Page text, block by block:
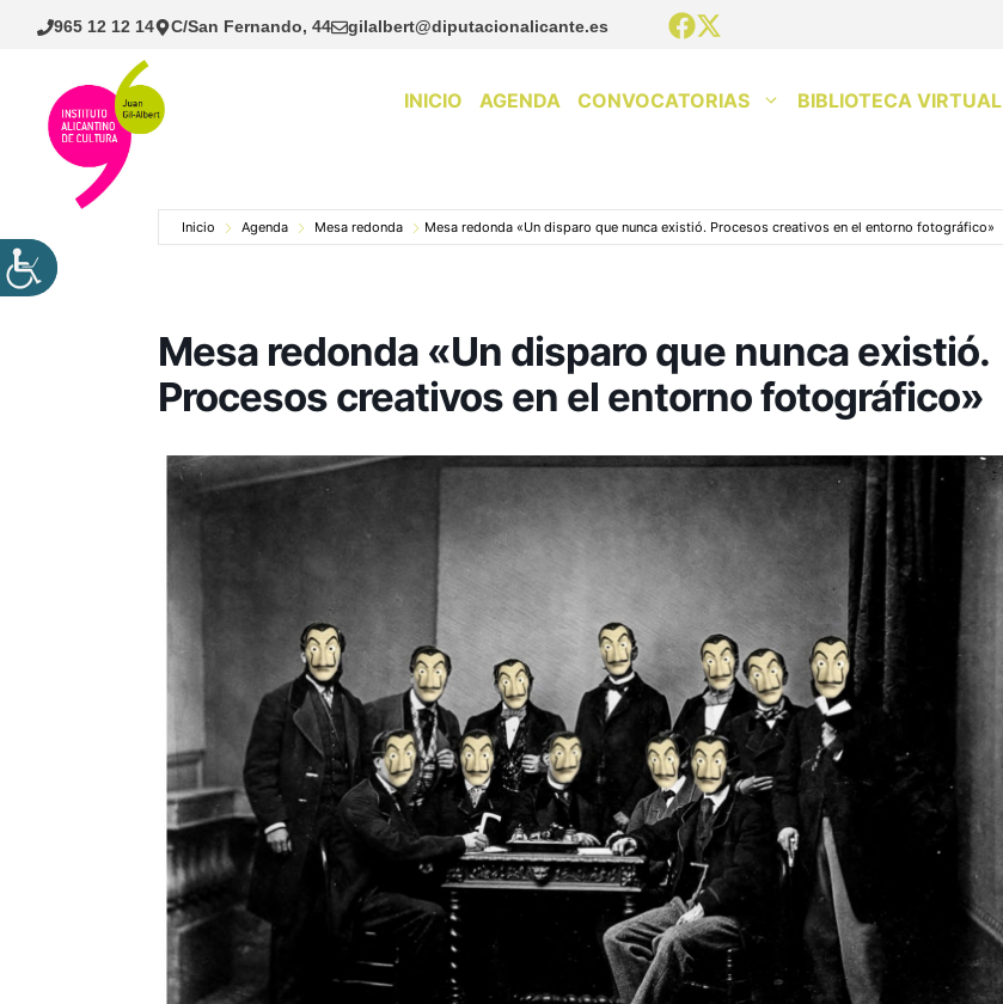
Saltar
965 12 12 14 C/San Fernando, 44 gilalbert@diputacionalicante.es
INICIO AGENDA CONVOCATORIAS BIBLIOTECA VIRTUAL
Inicio Agenda Mesa redonda Mesa redonda «Un disparo que nunca existió. Procesos creativos en el entorno fotográfico»
Mesa redonda «Un disparo que nunca existió.
Procesos creativos en el entorno fotográfico»